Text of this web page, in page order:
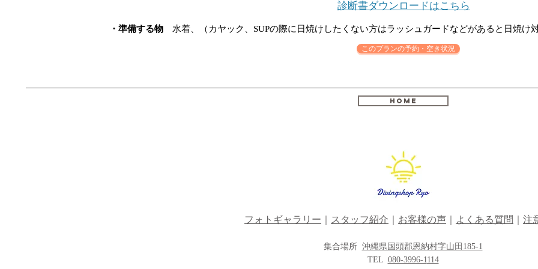
診断書ダウンロードはこちら
・準備する物 水着、（ カヤック、SUPの際に日焼けしたくない方はラッシュガードなどがあると日焼け
このプランの予約・空き状況
HOME
フォトギャラリー スタッフ紹介 お客様の声 よくある質問 注
集合場所 沖縄県国頭郡恩納村字山田185-1
TEL 080-3996-1114